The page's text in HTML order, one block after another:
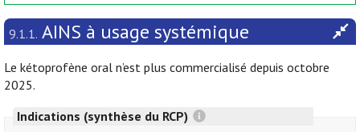
9.1.1. AINS à usage systémique
Le kétoprofène oral n’est plus commercialisé depuis octobre
2025.
Indications (synthèse du RCP)